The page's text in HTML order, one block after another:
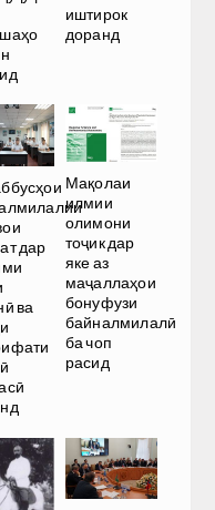
иштирок
доранд
дар
ва
Мақолаи
илмии
олимони
тоҷик дар
яке аз
маҷаллаҳои
бонуфузи
байналмилалӣ
ба чоп
расид